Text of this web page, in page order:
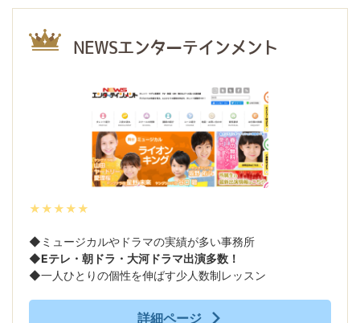
NEWSエンターテインメント
★★★★★
◆ミュージカルやドラマの実績が多い事務所
◆Eテレ・朝ドラ・大河ドラマ出演多数！
◆一人ひとりの個性を伸ばす少人数制レッスン
詳細ページ